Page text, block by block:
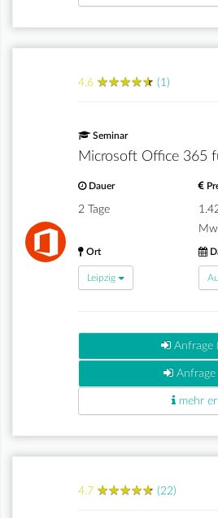
4.6 ★★★★★
★★★★★ (1)
Seminar
Microsoft Office 365
Dauer
2 Tage
Ort
Leipzig
Anfrage
Anfrage
mehr
4.7 ★★★★★
★★★★★ (22)